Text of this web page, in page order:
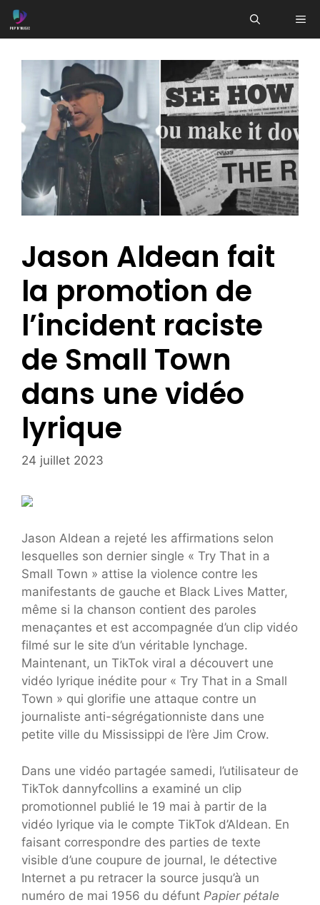
Aller
au
Jason Aldean fait
la promotion de
l’incident raciste
de Small Town
dans une vidéo
lyrique
24 juillet 2023
Jason Aldean a rejeté les affirmations selon
lesquelles son dernier single « Try That in a
Small Town » attise la violence contre les
manifestants de gauche et Black Lives Matter,
même si la chanson contient des paroles
menaçantes et est accompagnée d’un clip vidéo
filmé sur le site d’un véritable lynchage.
Maintenant, un TikTok viral a découvert une
vidéo lyrique inédite pour « Try That in a Small
Town » qui glorifie une attaque contre un
journaliste anti-ségrégationniste dans une
petite ville du Mississippi de l’ère Jim Crow.
Dans une vidéo partagée samedi, l’utilisateur de
TikTok dannyfcollins a examiné un clip
promotionnel publié le 19 mai à partir de la
vidéo lyrique via le compte TikTok d’Aldean. En
faisant correspondre des parties de texte
visible d’une coupure de journal, le détective
Internet a pu retracer la source jusqu’à un
numéro de mai 1956 du défunt Papier pétale